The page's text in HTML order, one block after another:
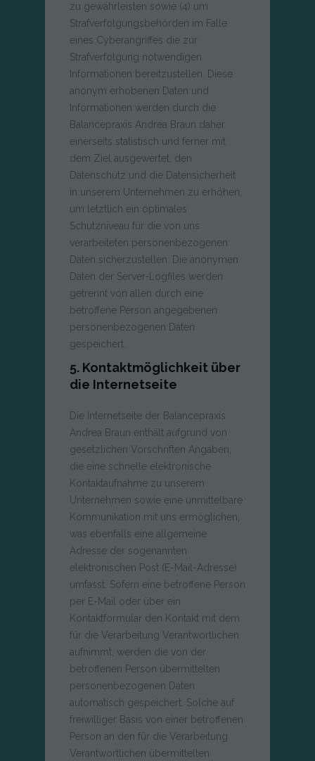
zu gewährleisten sowie (4) um
Strafverfolgungsbehörden im Falle
eines Cyberangriffes die zur
Strafverfolgung notwendigen
Informationen bereitzustellen. Diese
anonym erhobenen Daten und
Informationen werden durch die
Balancepraxis Andrea Braun daher
einerseits statistisch und ferner mit
dem Ziel ausgewertet, den
Datenschutz und die Datensicherheit
in unserem Unternehmen zu erhöhen,
um letztlich ein optimales
Schutzniveau für die von uns
verarbeiteten personenbezogenen
Daten sicherzustellen. Die anonymen
Daten der Server-Logfiles werden
getrennt von allen durch eine
betroffene Person angegebenen
personenbezogenen Daten
gespeichert.
5. Kontaktmöglichkeit über
die Internetseite
Die Internetseite der Balancepraxis
Andrea Braun enthält aufgrund von
gesetzlichen Vorschriften Angaben,
die eine schnelle elektronische
Kontaktaufnahme zu unserem
Unternehmen sowie eine unmittelbare
Kommunikation mit uns ermöglichen,
was ebenfalls eine allgemeine
Adresse der sogenannten
elektronischen Post (E-Mail-Adresse)
umfasst. Sofern eine betroffene Person
per E-Mail oder über ein
Kontaktformular den Kontakt mit dem
für die Verarbeitung Verantwortlichen
aufnimmt, werden die von der
betroffenen Person übermittelten
personenbezogenen Daten
automatisch gespeichert. Solche auf
freiwilliger Basis von einer betroffenen
Person an den für die Verarbeitung
Verantwortlichen übermittelten